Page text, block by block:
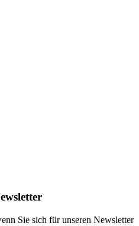
Sie sich für unseren Newsletter